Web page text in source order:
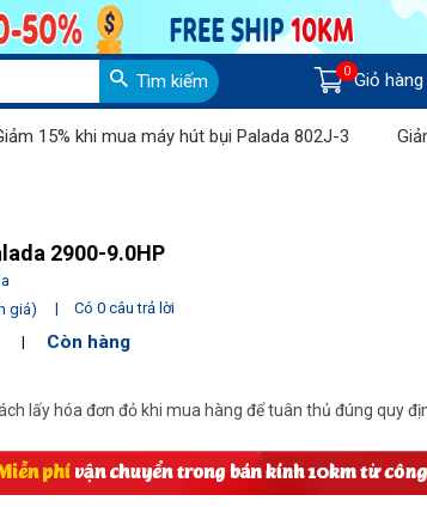
Tìm kiếm 0 Giỏ hàng
khi mua máy hút bụi Palada 802J-3 Giảm giá lên
2900-9.0HP
giá)
|
Có 0 câu trả lời
| Còn hàng
lấy hóa đơn đỏ khi mua hàng để tuân thủ đúng quy